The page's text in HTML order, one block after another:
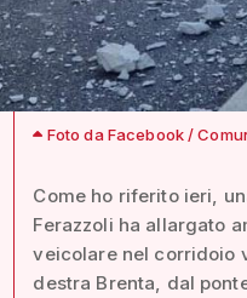
Foto da Facebook /
Come ho riferito ieri,
Ferazzoli ha allargato
veicolare nel corridoio
destra Brenta, dal